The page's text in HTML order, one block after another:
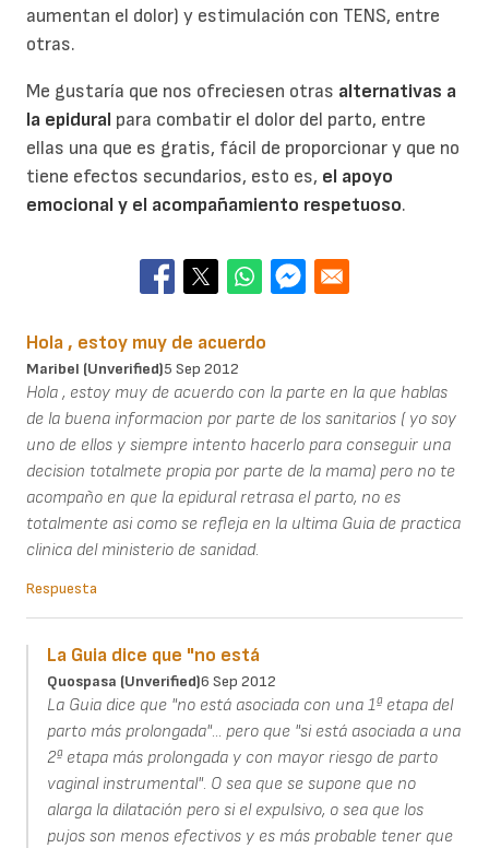
aumentan el dolor) y estimulación con TENS, entre
otras.
Me gustaría que nos ofreciesen otras alternativas a
la epidural para combatir el dolor del parto, entre
ellas una que es gratis, fácil de proporcionar y que no
tiene efectos secundarios, esto es, el apoyo
emocional y el acompañamiento respetuoso.
Hola , estoy muy de acuerdo
Maribel (unverified)5 Sep 2012
Hola , estoy muy de acuerdo con la parte en la que hablas
de la buena informacion por parte de los sanitarios ( yo soy
uno de ellos y siempre intento hacerlo para conseguir una
decision totalmete propia por parte de la mama) pero no te
acompaño en que la epidural retrasa el parto, no es
totalmente asi como se refleja en la ultima Guia de practica
clinica del ministerio de sanidad.
Respuesta
La Guia dice que "no está
Quospasa (unverified)6 Sep 2012
La Guia dice que "no está asociada con una 1ª etapa del
parto más prolongada"... pero que "si está asociada a una
2ª etapa más prolongada y con mayor riesgo de parto
vaginal instrumental". O sea que se supone que no
alarga la dilatación pero si el expulsivo, o sea que los
pujos son menos efectivos y es más probable tener que